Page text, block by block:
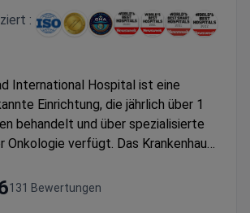
:
International Hospital ist eine
Einrichtung, die jährlich über 1
behandelt und über spezialisierte
Onkologie verfügt. Das Krankenhaus
10 weltweit und betreut Patienten
Dr. Yongyut Sirivatanauksorn,
131 Bewertungen